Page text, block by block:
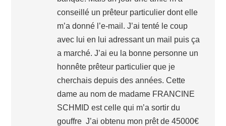
conseillé un prêteur particulier dont elle
m’a donné l’e-mail. J’ai tenté le coup
avec lui en lui adressant un mail puis ça
a marché. J’ai eu la bonne personne un
honnête prêteur particulier que je
cherchais depuis des années. Cette
dame au nom de madame FRANCINE
SCHMID est celle qui m’a sortir du
gouffre J’ai obtenu mon prêt de 45000€